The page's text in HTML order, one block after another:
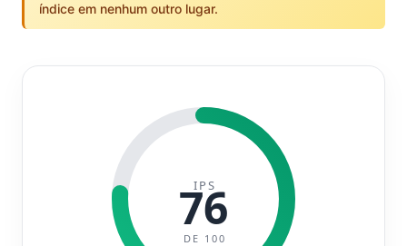
índice em nenhum outro lugar.
IPS
76
DE 100